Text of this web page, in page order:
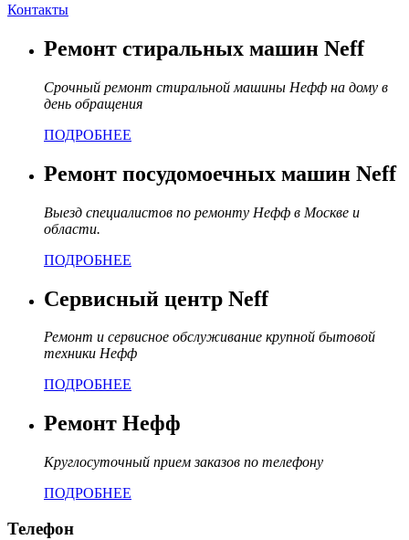
Контакты
Ремонт стиральных машин Neff
Срочный ремонт стиральной машины Нефф на дому в
день обращения
ПОДРОБНЕЕ
Ремонт посудомоечных машин Neff
Выезд специалистов по ремонту Нефф в Москве и
области.
ПОДРОБНЕЕ
Сервисный центр Neff
Ремонт и сервисное обслуживание крупной бытовой
техники Нефф
ПОДРОБНЕЕ
Ремонт Нефф
Круглосуточный прием заказов по телефону
ПОДРОБНЕЕ
Телефон